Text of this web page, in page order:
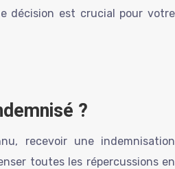
décision est crucial pour votre
?
recevoir une indemnisation
toutes les répercussions en